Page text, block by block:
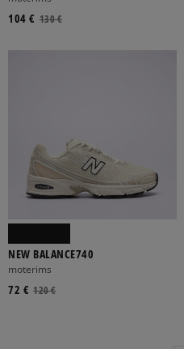
130 €
104 €
NEW BALANCE740
moterims
120 €
72 €